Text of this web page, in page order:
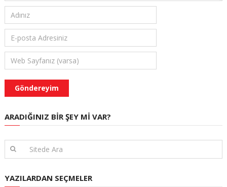
ARADIĞINIZ BIR ŞEY MI VAR?
YAZILARDAN SEÇMELER